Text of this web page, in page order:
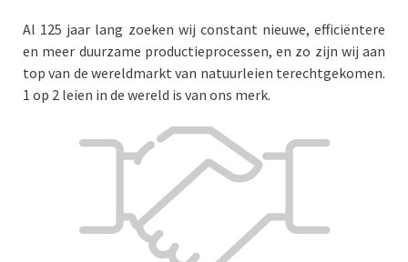
Al 125 jaar lang zoeken wij constant nieuwe, efficiëntere
en meer duurzame productieprocessen, en zo zijn wij aan
top van de wereldmarkt van natuurleien terechtgekomen.
1 op 2 leien in de wereld is van ons merk.